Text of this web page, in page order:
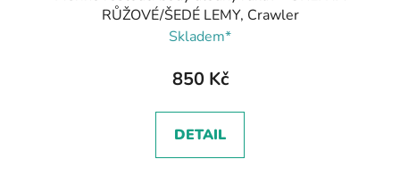
RŮŽOVÉ/ŠEDÉ LEMY, Crawler
Skladem*
850 Kč
DETAIL